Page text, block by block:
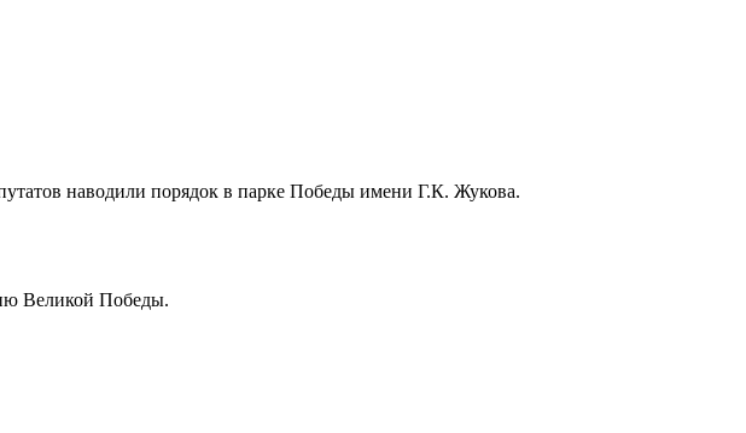
наводили порядок в парке Победы имени Г.К. Жукова.
Великой Победы.